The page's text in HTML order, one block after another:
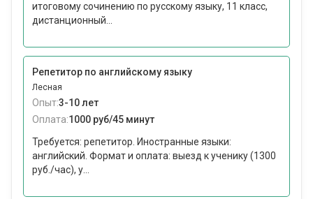
итоговому сочинению по русскому языку, 11 класс,
дистанционный...
Репетитор по английскому языку
Лесная
Опыт:3-10 лет
Оплата:1000 руб/45 минут
Требуется: репетитор. Иностранные языки:
английский. Формат и оплата: выезд к ученику (1300
руб./час), у...